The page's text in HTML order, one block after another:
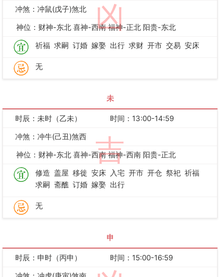
凶
冲煞：冲鼠(戊子)煞北
神位：财神-东北 喜神-西南 福神-正北 阳贵-东北
祈福 求嗣 订婚 嫁娶 出行 求财 开市 交易 安床
无
未
吉
时辰：未时（乙未）
时间：13:00-14:59
冲煞：冲牛(己丑)煞西
神位：财神-东北 喜神-西南 福神-西南 阳贵-正北
修造 盖屋 移徙 安床 入宅 开市 开仓 祭祀 祈福
求嗣 斋醮 订婚 嫁娶 出行
无
申
时辰：申时（丙申）
时间：15:00-16:59